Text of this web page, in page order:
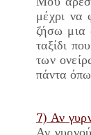
μέχρι να
ζήσω μια
ταξίδι
των
πάντα
7) Αν
Αν